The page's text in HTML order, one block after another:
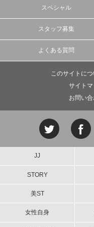
スペシャル
スタッフ募集
よくある質問
このサイトにつ
サイト
お問い
JJ
STORY
美ST
女性自身